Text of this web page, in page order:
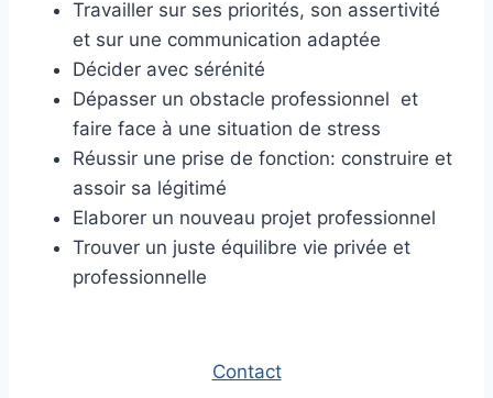
Travailler sur ses priorités, son assertivité
et sur une communication adaptée
Décider avec sérénité
Dépasser un obstacle professionnel et
faire face à une situation de stress
Réussir une prise de fonction: construire et
assoir sa légitimé
Elaborer un nouveau projet professionnel
Trouver un juste équilibre vie privée et
professionnelle
Contact